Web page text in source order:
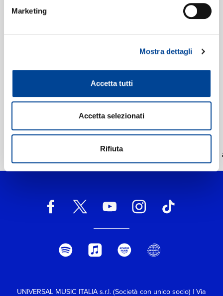
Marketing
Mostra dettagli
Accetta tutti
Accetta selezionati
Rifiuta
UPC:
00028948529704
Home Classica
Puccini: Madama Butterfly, SC 74 / Act 2: Addio fiorito
UNIVERSAL MUSIC ITALIA s.r.l. (Società con unico socio) | Via